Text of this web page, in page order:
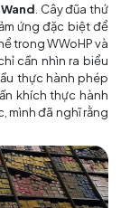
. Cây đũa thứ
ứng đặc biệt để
trong WWoHP và
cần nhìn ra biểu
thực hành phép
khích thực hành
mình đã nghĩ rằng